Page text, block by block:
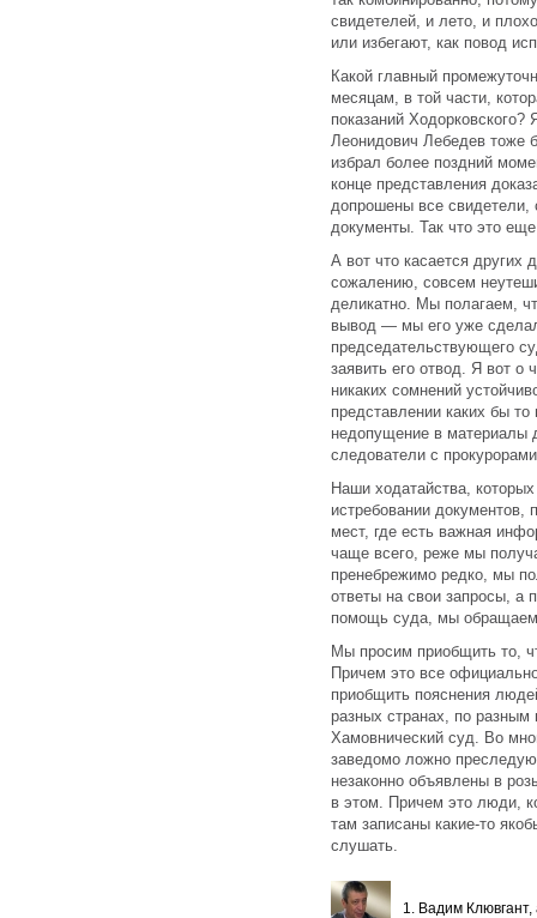
свидетелей, и лето, и
или избегают, как повод
Какой главный
месяцам, в той части,
показаний
Леонидович Лебедев тоже
избрал более поздний
конце представления
допрошены все свидетели,
документы. Так что это
А вот что касается других
сожалению, совсем
деликатно. Мы полагаем,
вывод — мы его уже
председательствующего
заявить его отвод. Я вот
никаких сомнений
представлении каких бы
недопущение в материалы
следователи с
Наши ходатайства,
истребовании
мест, где есть важная
чаще всего, реже мы
пренебрежимо редко, мы
ответы на свои запросы, а
помощь суда, мы
Мы просим приобщить то,
Причем это все
приобщить пояснения
разных странах, по разным
Хамовнический суд. Во
заведомо ложно
незаконно объявлены в
в этом. Причем это люди,
там записаны какие-то
слушать.
1. Вадим Клювгант,